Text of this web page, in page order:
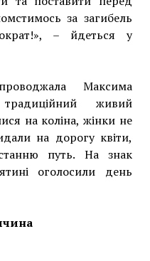
за загибель
– йдеться у
Максима
живий
на коліна, жінки не
на дорогу квіти,
путь. На знак
оголосили день